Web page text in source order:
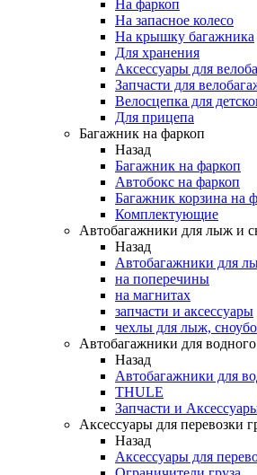
На фаркоп
На запасное колесо
На крышку багажника
Для хранения
Аксессуары для
Запчасти для
Велосцепка для
Для прицепа
Багажник на фаркоп
Назад
Багажник на фаркоп
Автобокс на фаркоп
Багажник корзина на
Комплектующие
Автобагажники для лыж и
Назад
Автобагажники для
на поперечины
на магнитах
запчасти и аксессуары
чехлы для лыж,
Автобагажники для
Назад
Автобагажники для
THULE
Запчасти и
Аксессуары для перевозки
Назад
Аксессуары для